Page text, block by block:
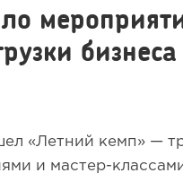
«Летний кемп» —
и мастер-